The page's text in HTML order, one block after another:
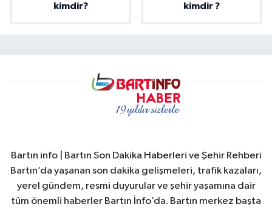
kimdir?
kimdir ?
Bartın info | Bartın Son Dakika Haberleri ve Şehir Rehberi
Bartın’da yaşanan son dakika gelişmeleri, trafik kazaları,
yerel gündem, resmi duyurular ve şehir yaşamına dair
tüm önemli haberler Bartın İnfo’da. Bartın merkez başta